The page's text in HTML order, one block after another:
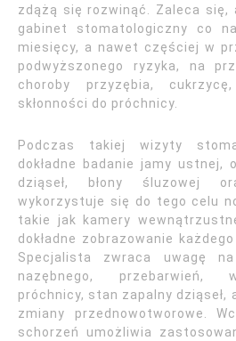
zdążą się rozwinąć. Zaleca się,
gabinet stomatologiczny co
miesięcy, a nawet częściej w
podwyższonego ryzyka, na
choroby przyzębia,
skłonności do próchnicy.
Podczas takiej wizyty
dokładne badanie jamy ustnej,
dziąseł, błony śluzowej
wykorzystuje się do tego celu
takie jak kamery
dokładne zobrazowanie
Specjalista zwraca uwagę
nazębnego, przebarwień,
próchnicy, stan zapalny dziąseł,
zmiany przednowotworowe.
schorzeń umożliwia